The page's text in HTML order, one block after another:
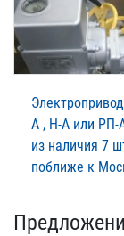
А , Н-А или РП-
из наличия 7
поближе к